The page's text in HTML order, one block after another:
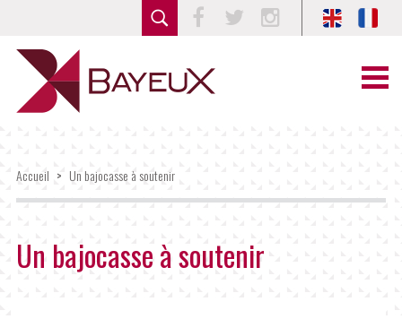
Accueil > Un bajocasse à soutenir
Un bajocasse à soutenir